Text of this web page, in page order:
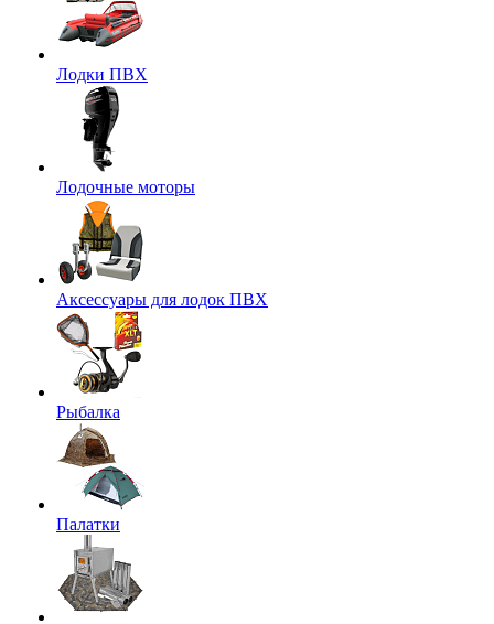
Лодки ПВХ
Лодочные моторы
Аксессуары для лодок ПВХ
Рыбалка
Палатки